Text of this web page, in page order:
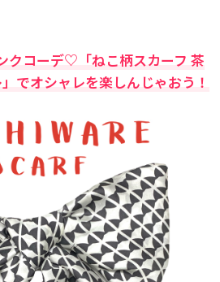
クコーデ♡「ねこ柄スカーフ 茶
でオシャレを楽しんじゃおう！